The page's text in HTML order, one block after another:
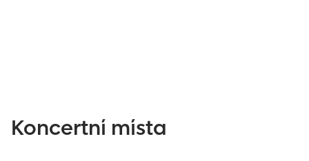
Koncertní místa